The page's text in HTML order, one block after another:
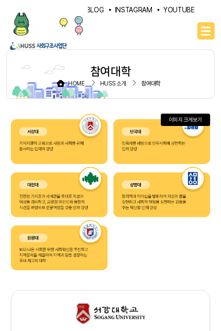
NAVER BLOG INSTAGRAM YOUTUBE
참여대학
HOME HUSS 소개 참여대학
이미지 크게보기